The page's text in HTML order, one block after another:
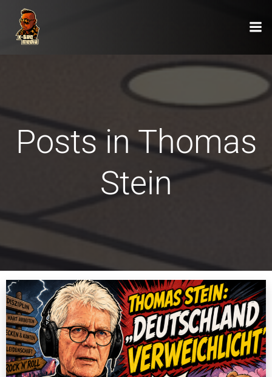
Posts in Thomas
Stein